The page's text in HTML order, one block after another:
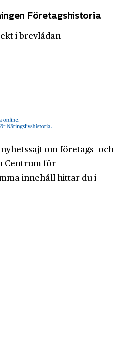
Företagshistoria
i brevlådan
om företags- och
Centrum för
innehåll hittar du i